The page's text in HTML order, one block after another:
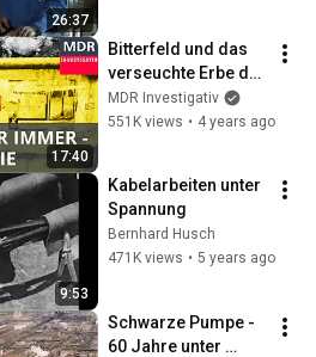
26:37
17:40
Bitterfeld und das
verseuchte Erbe der
DDR-Chemie |
Reupload | Doku
MDR Investigativ
551K views • 4 years ago
9:53
Kabelarbeiten unter
Spannung
Bernhard Husch
471K views • 5 years ago
Schwarze Pumpe -
60 Jahre unter